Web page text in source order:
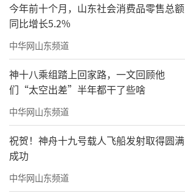
今年前十个月，山东社会消费品零售总额
同比增长5.2%
中华网山东频道
神十八乘组踏上回家路，一文回顾他
们“太空出差”半年都干了些啥
中华网山东频道
祝贺！神舟十九号载人飞船发射取得圆满
成功
中华网山东频道